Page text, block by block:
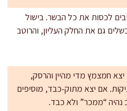
לכסות את כל הבשר. בישול
גם את החלק העליון, והרוטב
חמצמץ מדי מהיין והרסק,
אם יצא מתוק-כבד, מוסיפים
“ממכר” ולא כבד.